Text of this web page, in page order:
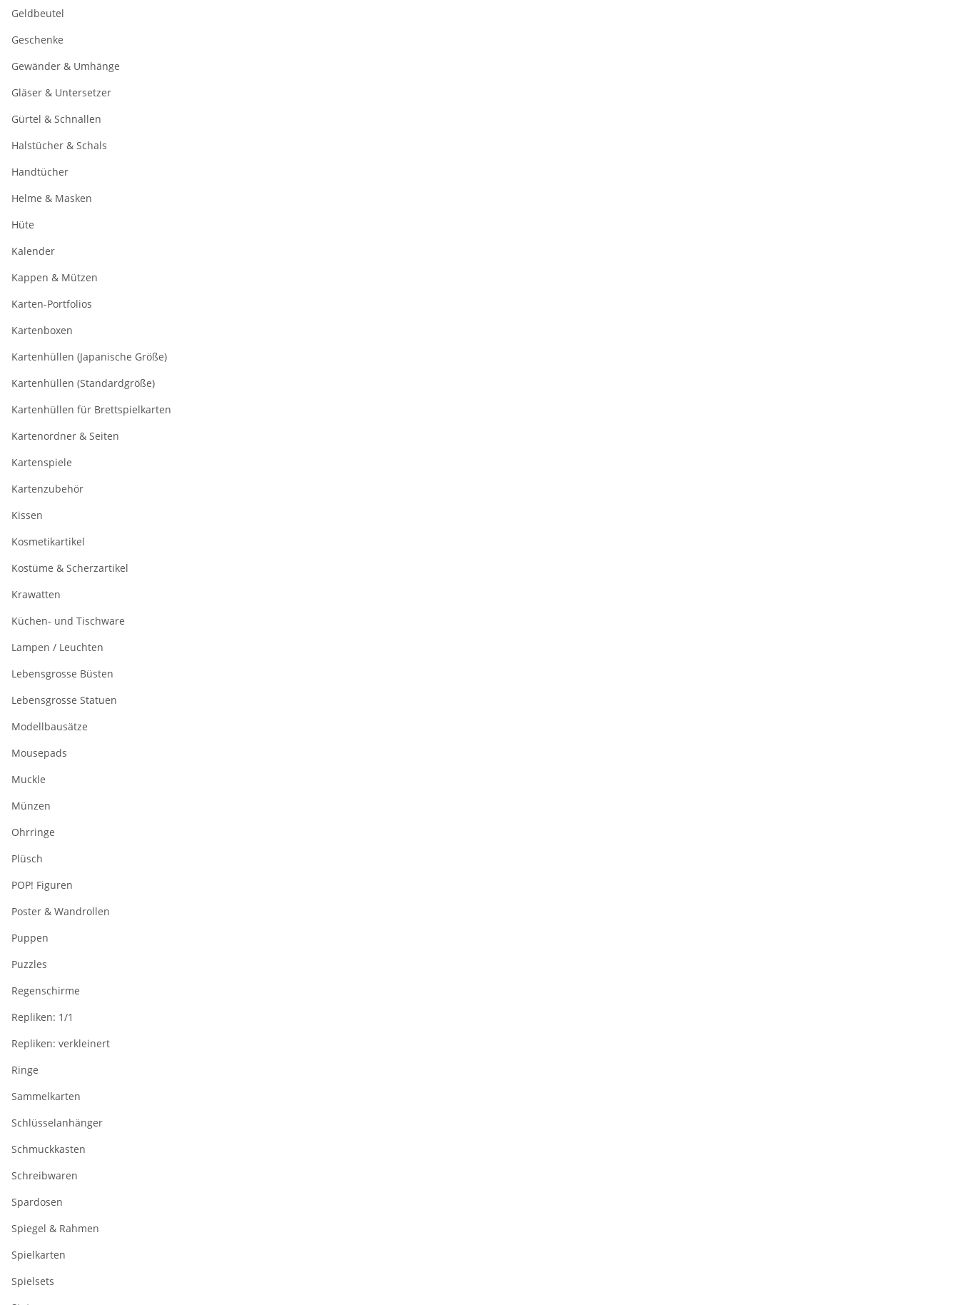
Geldbeutel
Geschenke
Gewänder & Umhänge
Gläser & Untersetzer
Gürtel & Schnallen
Halstücher & Schals
Handtücher
Helme & Masken
Hüte
Kalender
Kappen & Mützen
Karten-Portfolios
Kartenboxen
Kartenhüllen (Japanische Größe)
Kartenhüllen (Standardgröße)
Kartenhüllen für Brettspielkarten
Kartenordner & Seiten
Kartenspiele
Kartenzubehör
Kissen
Kosmetikartikel
Kostüme & Scherzartikel
Krawatten
Küchen- und Tischware
Lampen / Leuchten
Lebensgrosse Büsten
Lebensgrosse Statuen
Modellbausätze
Mousepads
Muckle
Münzen
Ohrringe
Plüsch
POP! Figuren
Poster & Wandrollen
Puppen
Puzzles
Regenschirme
Repliken: 1/1
Repliken: verkleinert
Ringe
Sammelkarten
Schlüsselanhänger
Schmuckkasten
Schreibwaren
Spardosen
Spiegel & Rahmen
Spielkarten
Spielsets